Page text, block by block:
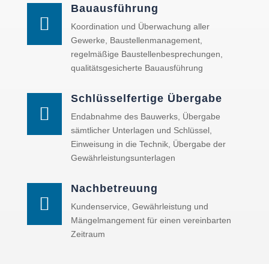

Bauausführung
Koordination und Überwachung aller
Gewerke, Baustellenmanagement,
regelmäßige Baustellenbesprechungen,
qualitätsgesicherte Bauausführung

Schlüsselfertige Übergabe
Endabnahme des Bauwerks, Übergabe
sämtlicher Unterlagen und Schlüssel,
Einweisung in die Technik, Übergabe der
Gewährleistungsunterlagen

Nachbetreuung
Kundenservice, Gewährleistung und
Mängelmangement für einen vereinbarten
Zeitraum